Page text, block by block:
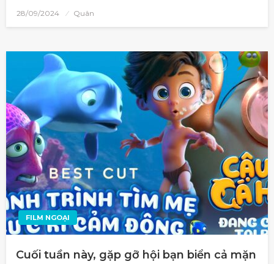
28/09/2024 Quân
FILM NGOẠI
Cuối tuần này, gặp gỡ hội bạn biển cả mặn